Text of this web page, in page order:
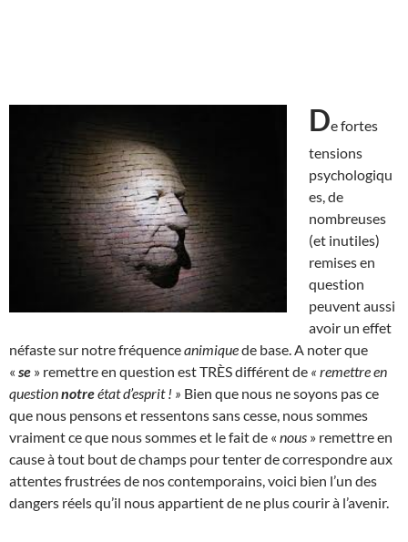
De fortes
tensions
psychologiqu
es, de
nombreuses
(et inutiles)
remises en
question
peuvent aussi
avoir un effet
néfaste sur notre fréquenceanimiquede base. A noter que
« se » remettre en question est TRÈS différent de « remettre en
questionnotreétat d’esprit ! » Bien que nous ne soyons pas ce
que nous pensons et ressentons sans cesse, nous sommes
vraiment ce que nous sommes et le fait de « nous » remettre en
cause à tout bout de champs pour tenter de correspondre aux
attentes frustrées de nos contemporains, voici bien l’un des
dangers réels qu’il nous appartient de ne plus courir à l’avenir.